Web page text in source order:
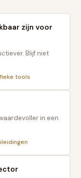
zijn voor
Blijf niet
tools
in een